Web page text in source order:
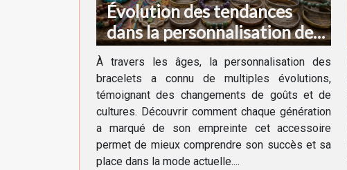
Évolution des tendances
dans la personnalisation de
bracelets au fil des
générations
À travers les âges, la personnalisation des
bracelets a connu de multiples évolutions,
témoignant des changements de goûts et de
cultures. Découvrir comment chaque génération
a marqué de son empreinte cet accessoire
permet de mieux comprendre son succès et sa
place dans la mode actuelle....